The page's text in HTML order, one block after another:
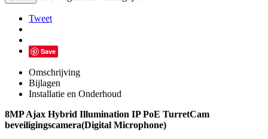
Tweet
Save
Omschrijving
Bijlagen
Installatie en Onderhoud
8MP Ajax Hybrid Illumination IP PoE TurretCam
beveiligingscamera(Digital Microphone)